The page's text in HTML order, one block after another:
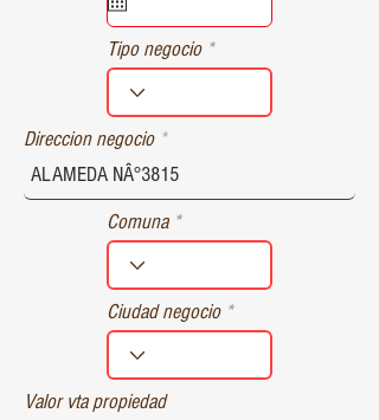
du
r
d
Tipo negocio
Direccion negocio
Comuna
Ciudad negocio
Valor vta propiedad